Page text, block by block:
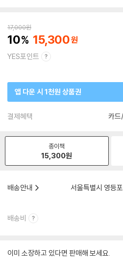
17,000원
10 15,300
YES포인트
앱 다운 시 1천원 상품권
결제혜택 카드
종이책
15,300원
배송안내
서울특별시 영등
배송비
이미 소장하고 있다면 판매해 보세요.